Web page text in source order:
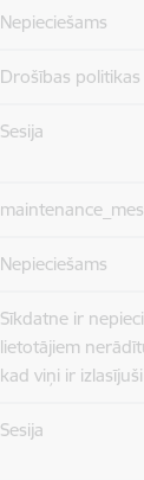
Nepieciešams
Drošības politikas
Sesija
Nepieciešams
Sīkdatne ir
lietotājiem
kad viņi ir
Sesija